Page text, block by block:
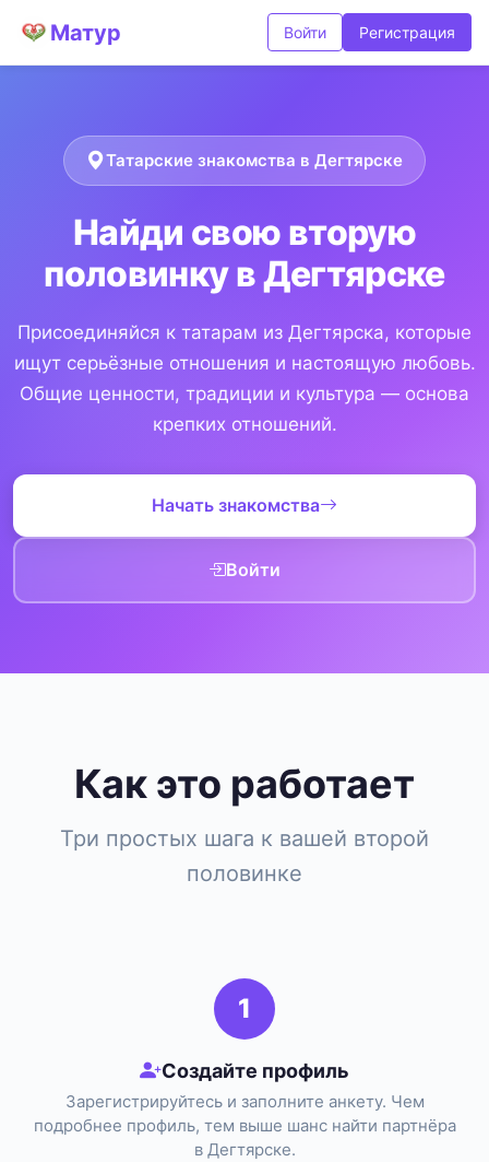
Матур Войти Регистрация
Татарские знакомства в Дегтярске
Найди свою вторую
половинку в Дегтярске
Присоединяйся к татарам из Дегтярска, которые
ищут серьёзные отношения и настоящую любовь.
Общие ценности, традиции и культура — основа
крепких отношений.
Начать знакомства
Войти
Как это работает
Три простых шага к вашей второй
половинке
1
Создайте профиль
Зарегистрируйтесь и заполните анкету. Чем
подробнее профиль, тем выше шанс найти партнёра
в Дегтярске.